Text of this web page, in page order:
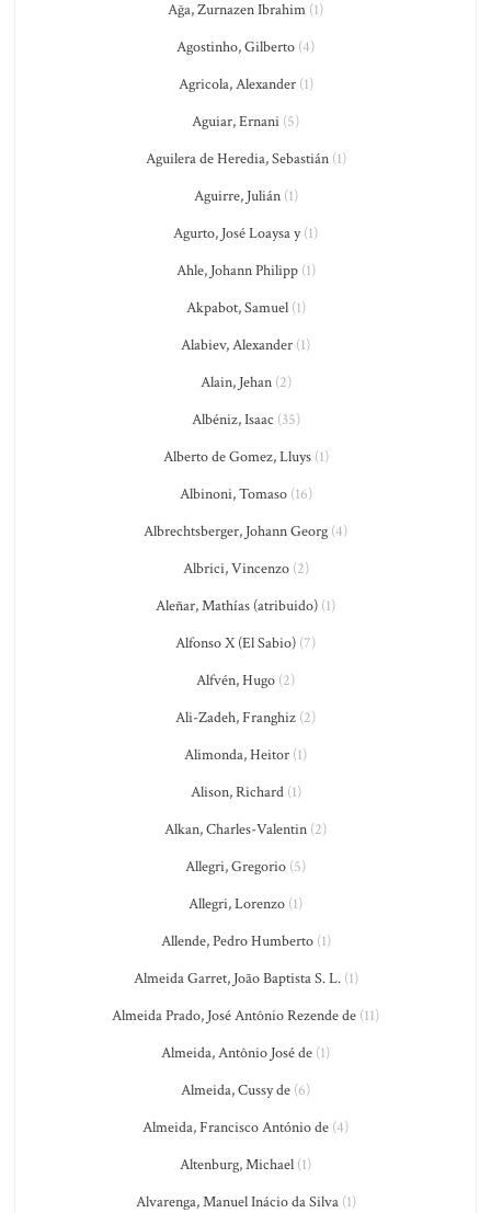
Ağa, Zurnazen Ibrahim (1)
Agostinho, Gilberto (4)
Agricola, Alexander(1)
Aguiar, Ernani (5)
Aguilera de Heredia, Sebastián(1)
Aguirre, Julián(1)
Agurto, José Loaysa y(1)
Ahle, Johann Philipp(1)
Akpabot, Samuel(1)
Alabiev, Alexander (1)
Alain, Jehan(2)
Albéniz, Isaac (35)
Alberto de Gomez, Lluys(1)
Albinoni, Tomaso(16)
Albrechtsberger, Johann Georg (4)
Albrici, Vincenzo(2)
Aleñar, Mathías (atribuido) (1)
Alfonso X (El Sabio) (7)
Alfvén, Hugo (2)
Ali-Zadeh, Franghiz (2)
Alimonda, Heitor (1)
Alison, Richard(1)
Alkan, Charles-Valentin (2)
Allegri, Gregorio (5)
Allegri, Lorenzo (1)
Allende, Pedro Humberto(1)
Almeida Garret, João Baptista S. L.(1)
Almeida Prado, José Antônio Rezende de (11)
Almeida, Antônio José de (1)
Almeida, Cussy de (6)
Almeida, Francisco António de (4)
Altenburg, Michael (1)
Alvarenga, Manuel Inácio da Silva(1)